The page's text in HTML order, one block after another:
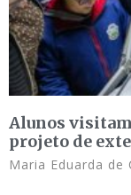
Alunos
projeto de
Maria Eduarda de